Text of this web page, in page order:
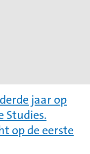
jaar op
Studies.
op de eerste